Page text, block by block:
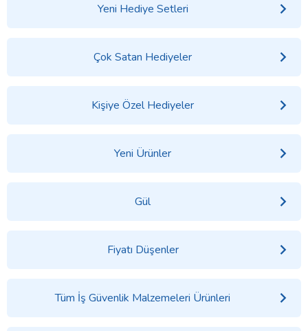
Yeni Hediye Setleri
Çok Satan Hediyeler
Kişiye Özel Hediyeler
Yeni Ürünler
Gül
Fiyatı Düşenler
Tüm İş Güvenlik Malzemeleri Ürünleri